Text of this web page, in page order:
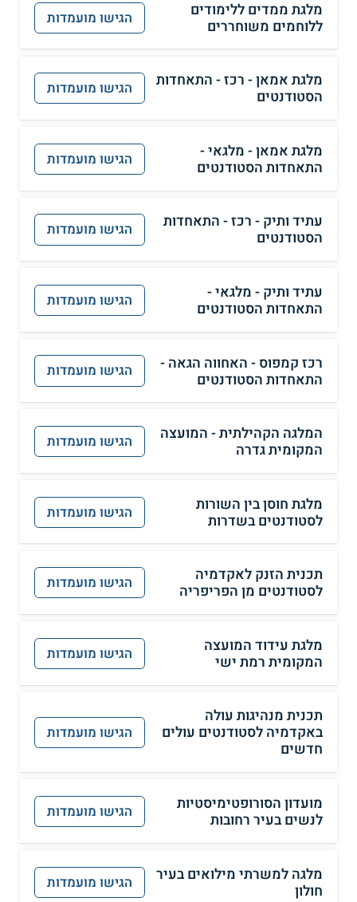
מלגת ממדים ללימודים
ללוחמים משוחררים
הגישו מועמדות
מלגת אמאן - רכז - התאחדות
הסטודנטים
הגישו מועמדות
מלגת אמאן - מלגאי -
התאחדות הסטודנטים
הגישו מועמדות
עתיד ותיק - רכז - התאחדות
הסטודנטים
הגישו מועמדות
עתיד ותיק - מלגאי -
התאחדות הסטודנטים
הגישו מועמדות
רכז קמפוס - האחווה הגאה -
התאחדות הסטודנטים
הגישו מועמדות
המלגה הקהילתית - המועצה
המקומית גדרה
הגישו מועמדות
מלגת חוסן בין השורות
לסטודנטים בשדרות
הגישו מועמדות
תכנית הזנק לאקדמיה
לסטודנטים מן הפריפריה
הגישו מועמדות
מלגת עידוד המועצה
המקומית רמת ישי
הגישו מועמדות
תכנית מנהיגות עולה
באקדמיה לסטודנטים עולים
חדשים
הגישו מועמדות
מועדון הסורופטימיסטיות
לנשים בעיר רחובות
הגישו מועמדות
מלגה למשרתי מילואים בעיר
חולון
הגישו מועמדות